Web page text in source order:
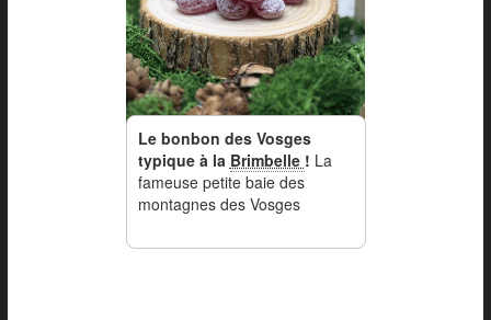
Le bonbon des Vosges
typique à la Brimbelle ! La
fameuse petite baie des
montagnes des Vosges